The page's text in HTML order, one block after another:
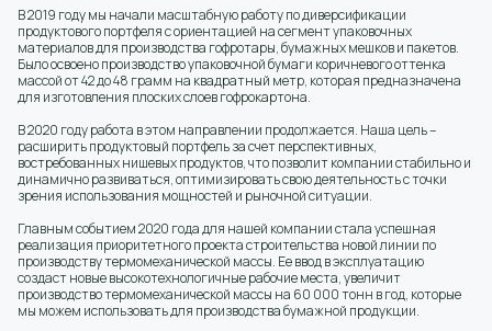
В 2019 году мы начали масштабную работу по диверсификации
продуктового портфеля с ориентацией на сегмент упаковочных
материалов для производства гофротары, бумажных мешков и пакетов.
Было освоено производство упаковочной бумаги коричневого оттенка
массой от 42 до 48 грамм на квадратный метр, которая предназначена
для изготовления плоских слоев гофрокартона.
В 2020 году работа в этом направлении продолжается. Наша цель –
расширить продуктовый портфель за счет перспективных,
востребованных нишевых продуктов, что позволит компании стабильно и
динамично развиваться, оптимизировать свою деятельность с точки
зрения использования мощностей и рыночной ситуации.
Главным событием 2020 года для нашей компании стала успешная
реализация приоритетного проекта строительства новой линии по
производству термомеханической массы. Ее ввод в эксплуатацию
создаст новые высокотехнологичные рабочие места, увеличит
производство термомеханической массы на 60 000 тонн в год, которые
мы можем использовать для производства бумажной продукции.